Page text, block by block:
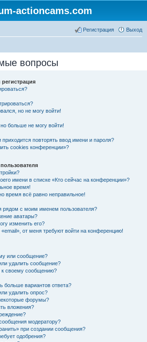
actioncams.com
Выход
Регистрация
вопросы
но не могу войти!
больше не могу войти!
повторять ввод имени и пароля?
cookies конференции»?
имени в списке «Кто сейчас на конференции»?
время!
время всё равно неправильное!
рядом с моим именем пользователя?
аватары?
изменить его?
от меня требуют войти на конференцию!
или сообщение?
удалить сообщение?
к своему сообщению?
больше вариантов ответа?
удалить опрос?
форумы?
вложения?
модератору?
при создании сообщения?
одобрения?